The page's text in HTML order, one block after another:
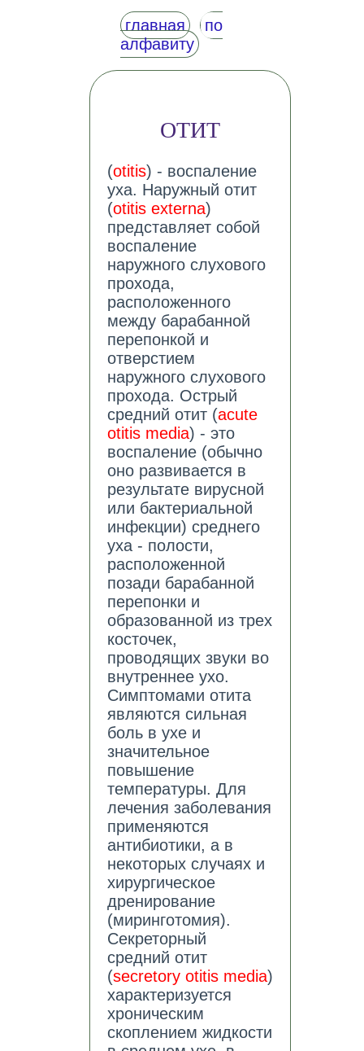
главная
по
алфавиту
ОТИТ
(otitis) - воспаление
уха. Наружный отит
(otitis externa)
представляет собой
воспаление
наружного слухового
прохода,
расположенного
между барабанной
перепонкой и
отверстием
наружного слухового
прохода. Острый
средний отит (acute
otitis media) - это
воспаление (обычно
оно развивается в
результате вирусной
или бактериальной
инфекции) среднего
уха - полости,
расположенной
позади барабанной
перепонки и
образованной из трех
косточек,
проводящих звуки во
внутреннее ухо.
Симптомами отита
являются сильная
боль в ухе и
значительное
повышение
температуры. Для
лечения заболевания
применяются
антибиотики, а в
некоторых случаях и
хирургическое
дренирование
(миринготомия).
Секреторный
средний отит
(secretory otitis media)
характеризуется
хроническим
скоплением жидкости